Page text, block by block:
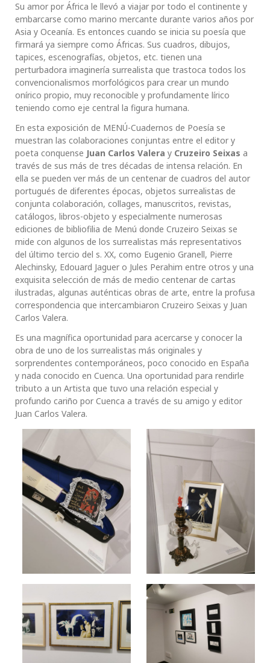
Su amor por África le llevó a viajar por todo el continente y
embarcarse como marino mercante durante varios años por
Asia y Oceanía. Es entonces cuando se inicia su poesía que
firmará ya siempre como Áfricas. Sus cuadros, dibujos,
tapices, escenografías, objetos, etc. tienen una
perturbadora imaginería surrealista que trastoca todos los
convencionalismos morfológicos para crear un mundo
onírico propio, muy reconocible y profundamente lírico
teniendo como eje central la figura humana.
En esta exposición de MENÚ-Cuadernos de Poesía se
muestran las colaboraciones conjuntas entre el editor y
poeta conquense Juan Carlos Valera y Cruzeiro Seixas a
través de sus más de tres décadas de intensa relación. En
ella se pueden ver más de un centenar de cuadros del autor
portugués de diferentes épocas, objetos surrealistas de
conjunta colaboración, collages, manuscritos, revistas,
catálogos, libros-objeto y especialmente numerosas
ediciones de bibliofilia de Menú donde Cruzeiro Seixas se
mide con algunos de los surrealistas más representativos
del último tercio del s. XX, como Eugenio Granell, Pierre
Alechinsky, Edouard Jaguer o Jules Perahim entre otros y una
exquisita selección de más de medio centenar de cartas
ilustradas, algunas auténticas obras de arte, entre la profusa
correspondencia que intercambiaron Cruzeiro Seixas y Juan
Carlos Valera.
Es una magnífica oportunidad para acercarse y conocer la
obra de uno de los surrealistas más originales y
sorprendentes contemporáneos, poco conocido en España
y nada conocido en Cuenca. Una oportunidad para rendirle
tributo a un Artista que tuvo una relación especial y
profundo cariño por Cuenca a través de su amigo y editor
Juan Carlos Valera.